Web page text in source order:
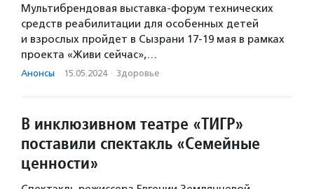
Мультибрендовая выставка-форум технических
средств реабилитации для особенных детей
и взрослых пройдет в Сызрани 17-19 мая в рамках
проекта «Живи сейчас»,…
Анонсы · 15.05.2024 · Здоровье
В инклюзивном театре «ТИГР»
поставили спектакль «Семейные
ценности»